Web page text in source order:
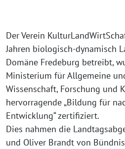
Der Verein
Jahren biologisch-dynamisch
Domäne Fredeburg betreibt,
Ministerium für Allgemeine
Wissenschaft, Forschung und
hervorragende „Bildung für
Entwicklung“ zertifiziert.
Dies nahmen die
und Oliver Brandt von